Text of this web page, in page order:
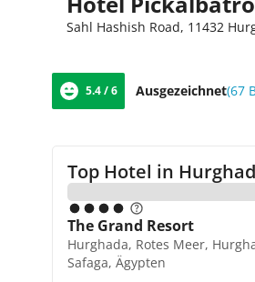
Sahl Hashish Road, 11432
5.4 / 6 Ausgezeichnet(67
Top Hotel in
The Grand Resort
Hurghada, Rotes Meer,
Safaga, Ägypten